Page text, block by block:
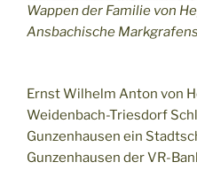
Wappen der Familie von
Ansbachische
Ernst Wilhelm Anton von
Weidenbach-Triesdorf
Gunzenhausen ein
Gunzenhausen der VR-